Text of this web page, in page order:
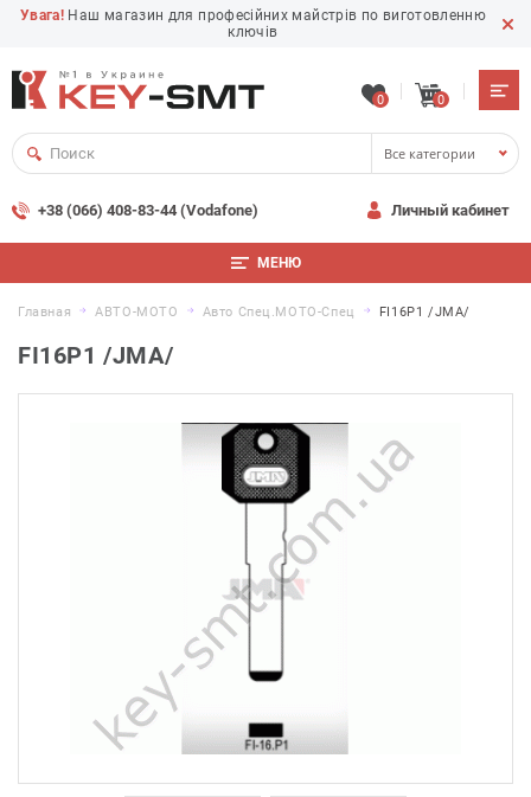
Увага! Наш магазин для професійних майстрів по виготовленню
ключів
0 0
Все категории
+38 (066) 408-83-44 (Vodafone) Личный кабинет
МЕНЮ
Главная АВТО-МОТО Авто Спец.MOTO-Спец FI16P1 /JMA/
FI16P1 /JMA/